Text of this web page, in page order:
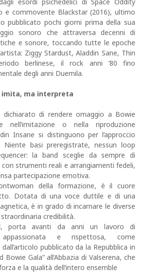
esordi psichedelici di Space Oddity
e commovente Blackstar (2016), ultimo
pubblicato pochi giorni prima della sua
sonoro che attraversa decenni di
e sonore, toccando tutte le epoche
Ziggy Stardust, Aladdin Sane, Thin
berlinese, il rock anni ’80 fino
degli anni Duemila.
imita, ma interpreta
dichiarato di rendere omaggio a Bowie
nell’imitazione o nella riproduzione
Insane si distinguono per l’approccio
Niente basi preregistrate, nessun loop
la band sceglie da sempre di
strumenti reali e arrangiamenti fedeli,
partecipazione emotiva.
della formazione, è il cuore
Dotata di una voce duttile e di una
è in grado di incarnare le diverse
credibilità.
porta avanti da anni un lavoro di
appassionata e rispettosa, come
pubblicato da la Repubblica in
Bowie Gala” all’Abbazia di Valserena, che
e la qualità dell’intero ensemble